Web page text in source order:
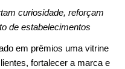
curiosidade, reforçam
de estabelecimentos
em prêmios uma vitrine
fortalecer a marca e